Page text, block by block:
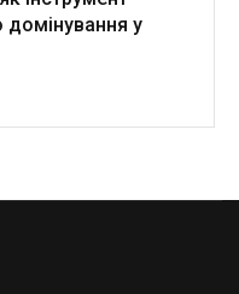
домінування у